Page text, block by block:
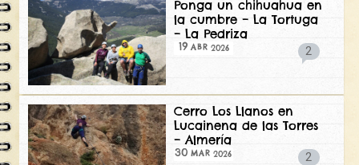
Ponga un chihuahua en
la cumbre – La Tortuga
– La Pedriza
19 ABR 2026 2
Cerro Los Llanos en
Lucainena de las Torres
– Almería
30 MAR 2026 2